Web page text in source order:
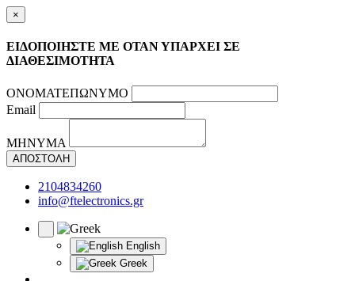
×
ΕΙΔΟΠΟΙΗΣΤΕ ΜΕ ΟΤΑΝ ΥΠΑΡΧΕΙ ΣΕ
ΔΙΑΘΕΣΙΜΟΤΗΤΑ
ΟΝΟΜΑΤΕΠΩΝΥΜΟ
Email
ΜΗΝΥΜΑ
ΑΠΟΣΤΟΛΗ
2104834260
info@ftelectronics.gr
English
Greek